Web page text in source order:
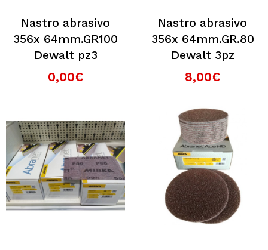
Nastro abrasivo
356x 64mm.GR100
Dewalt pz3
0,00€
Nastro abrasivo
356x 64mm.GR.80
Dewalt 3pz
8,00€